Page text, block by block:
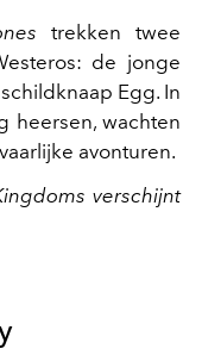
trekken twee
de jonge
Egg. In
heersen, wachten
avonturen.
verschijnt